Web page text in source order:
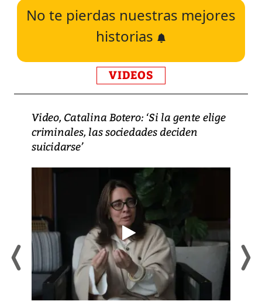
No te pierdas nuestras mejores
historias
VIDEOS
Video, Catalina Botero: ‘Si la gente elige
criminales, las sociedades deciden
suicidarse’